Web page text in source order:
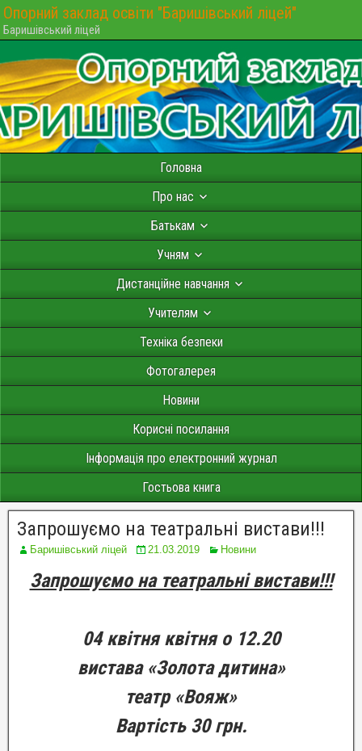
Опорний заклад освіти "Баришівський ліцей"
Баришівський ліцей
Головна
Про нас
Батькам
Учням
Дистанційне навчання
Учителям
Техніка безпеки
Фотогалерея
Новини
Корисні посилання
Інформація про електронний журнал
Гостьова книга
Запрошуємо на театральні вистави!!!
Баришівський ліцей 21.03.2019 Новини
Запрошуємо на театральні вистави!!!
04 квітня квітня о 12.20
вистава «Золота дитина»
театр «Вояж»
Вартість 30 грн.